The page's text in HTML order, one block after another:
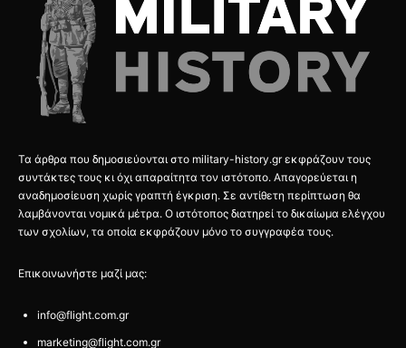
Τα άρθρα που δημοσιεύονται στο military-history.gr εκφράζουν τους
συντάκτες τους κι όχι απαραίτητα τον ιστότοπο. Απαγορεύεται η
αναδημοσίευση χωρίς γραπτή έγκριση. Σε αντίθετη περίπτωση θα
λαμβάνονται νομικά μέτρα. Ο ιστότοπος διατηρεί το δικαίωμα ελέγχου
των σχολίων, τα οποία εκφράζουν μόνο το συγγραφέα τους.
Επικοινωνήστε μαζί μας:
info@flight.com.gr
marketing@flight.com.gr